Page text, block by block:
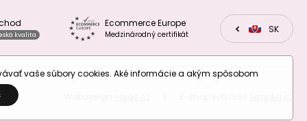
vyšívacia priadza
vyšívacia priadza
Perlovka 85m
kvalita
Ecommerce Europe
Medzinárodný certifikát CZSK
vaše súbory cookies. Aké informácie a akým spôsobom